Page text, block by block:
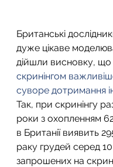
Британські
дуже цікаве
дійшли висновку, що
скринінгом
суворе дотримання
Так, при скринінгу
роки з охопленням
в Британії виявить
раку грудей серед
запрошених на